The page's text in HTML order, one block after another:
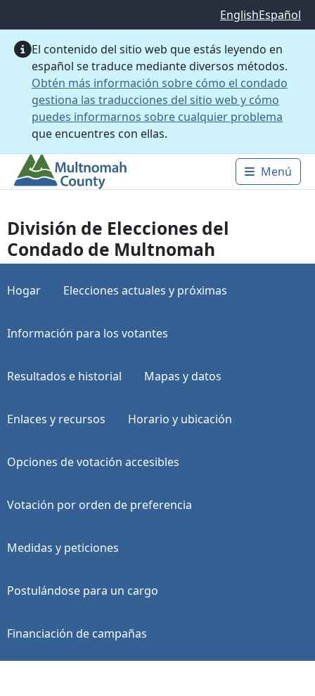
EnglishEspañol
El contenido del sitio web que estás leyendo en
español se traduce mediante diversos métodos.
Obtén más información sobre cómo el condado
gestiona las traducciones del sitio web y cómo
puedes informarnos sobre cualquier problema
que encuentres con ellas.
Main
Menú
División de Elecciones del
Condado de Multnomah
Hogar Elecciones actuales y próximas
Información para los votantes
Resultados e historial Mapas y datos
Enlaces y recursos Horario y ubicación
Opciones de votación accesibles
Votación por orden de preferencia
Medidas y peticiones
Postulándose para un cargo
Financiación de campañas